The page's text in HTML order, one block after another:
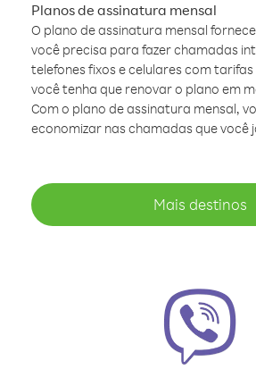
Planos de assinatura mensal
O plano de assinatura mensal
você precisa para fazer chamadas
telefones fixos e celulares com
você tenha que renovar o plano em
Com o plano de assinatura mensal,
economizar nas chamadas que você
Mais destinos